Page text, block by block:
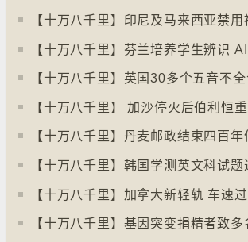
【十万八千里】 加沙停火后伯利恒
【十万八千里】丹麦邮政结束四百
【十万八千里】加拿大新轻轨 车速